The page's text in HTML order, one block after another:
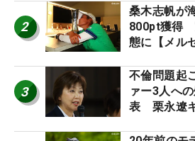
2
桑木志帆が
800pt獲得
態に【メル
3
不倫問題起
ァー3人へ
表 栗永遼